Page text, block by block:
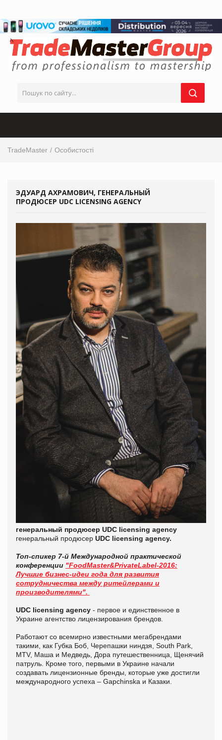
TradeMaster Особистості
ЭДУАРД АХРАМОВИЧ, ГЕНЕРАЛЬНЫЙ
ПРОДЮСЕР UDC LICENSING AGENCY
генеральный продюсер UDC licensing agency
генеральный продюсер UDC licensing agency.
Топ-спикер 7-й Международной практической
конференции "FoodMaster&PrivateLabel-2016:
Лучшие бизнес-идеи года для развития
сотрудничества между ритейлерами и
производителями".
UDC licensing agency - первое и единственное в
Украине агентство лицензирования брендов.
Работают со всемирно известными мегабрендами
такими, как Губка Боб, Черепашки ниндзя, South Park,
MTV, Маша и Медведь, Дора путешественница, Щенячий
патруль. Кроме того, первыми в Украине начали
создавать лицензионные бренды, которые уже достигли
международного успеха – Gapchinska и Казаки.